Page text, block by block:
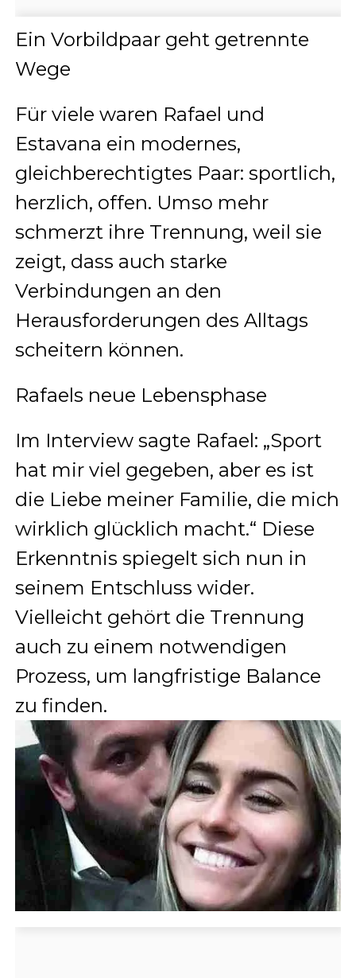
Ein Vorbildpaar geht getrennte
Wege
Für viele waren Rafael und
Estavana ein modernes,
gleichberechtigtes Paar: sportlich,
herzlich, offen. Umso mehr
schmerzt ihre Trennung, weil sie
zeigt, dass auch starke
Verbindungen an den
Herausforderungen des Alltags
scheitern können.
Rafaels neue Lebensphase
Im Interview sagte Rafael: „Sport
hat mir viel gegeben, aber es ist
die Liebe meiner Familie, die mich
wirklich glücklich macht.“ Diese
Erkenntnis spiegelt sich nun in
seinem Entschluss wider.
Vielleicht gehört die Trennung
auch zu einem notwendigen
Prozess, um langfristige Balance
zu finden.